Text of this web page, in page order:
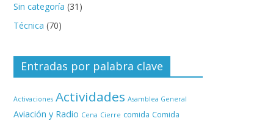
Sin categoría (31)
Técnica (70)
Entradas por palabra clave
Activaciones Actividades Asamblea General
Aviación y Radio Cena Cierre comida Comida